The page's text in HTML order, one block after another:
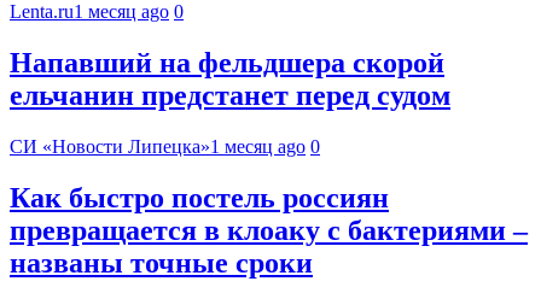
Lenta.ru1 месяц ago 0
Напавший на фельдшера скорой
ельчанин предстанет перед судом
СИ «Новости Липецка»1 месяц ago 0
Как быстро постель россиян
превращается в клоаку с бактериями –
названы точные сроки